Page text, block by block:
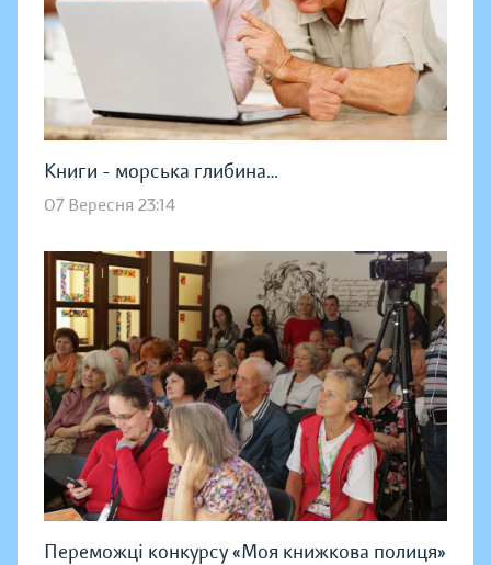
Книги - морська глибина…
07 Вересня 23:14
Переможці конкурсу «Моя книжкова полиця»